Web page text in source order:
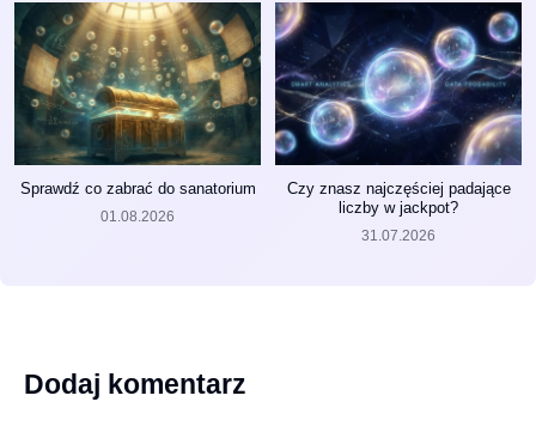
Sprawdź co zabrać do sanatorium
01.08.2026
Czy znasz najczęściej padające
liczby w jackpot?
31.07.2026
Dodaj komentarz